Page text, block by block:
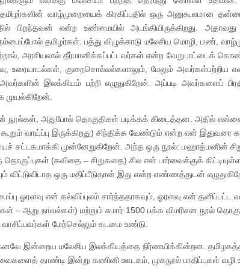
வாழ்முறையைக் கிரகிப்பதில் ஒரு அனுகூலமான
பிறந்தவன் என்ற உண்மையில் அடங்கியிருக்கிறது.
நம்மைப்போல் தமிழர்கள். பத்து விழுக்காடு மலேசிய மொழி, மண்,
அரசியலால் தீர்மானிக்கப்பட்டவர்கள் என்ற வேறுபாட்டைக்
குறைசொல்லல்களாலும், மேலும் அவர்கள்பற்றிய
இலக்கியம் பற்றி எழுதுகிறேன். அப்படி அவர்களைப்
நூல்கள், அதுபோல் தொகுதிகள் படிக்கக் கிடைத்தன. அதில்
வாய்ப்பு இருக்கிறது) சிந்திக்க வேண்டும் என்ற என் இதுவரை
சட்டகமாக்கி முன்னேறுகிறேன். அந்த ஒரு நூல்: மஹாத்மனின்
(கவிதை – சிறுகதை) சில என் பார்வைக்குக்
விட்டுவிடாத ஒரு மதிப்பீடுதான் இது என்ற எண்ணத்துடன்
ஓரளவு என் கல்விப்புலம் சார்ந்ததாகவும், ஓரளவு என் தனிப்பட்ட
– ஆறு நாவல்கள்) மற்றும் சுமார் 1500 பக்க விமரிசன நூல்
மேற்செல்லும் கடமை உண்டு.
இன்றைய மலேசிய இலக்கியத்தை நிர்ணயிக்கின்றன.
தாண்டி இன்று கணினி ஊடகம், முகநூல் பாதிப்புகள் வழி